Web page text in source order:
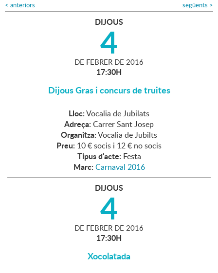
< anteriors següents >
DIJOUS
4
DE FEBRER DE 2016
17:30H
Dijous Gras i concurs de truites
Lloc:Vocalia de Jubilats
Adreça: Carrer Sant Josep
Organitza:Vocalia de Jubilts
Preu: 10 € socis i 12 € no socis
Tipus d'acte: Festa
Marc: Carnaval 2016
DIJOUS
4
DE FEBRER DE 2016
17:30H
Xocolatada